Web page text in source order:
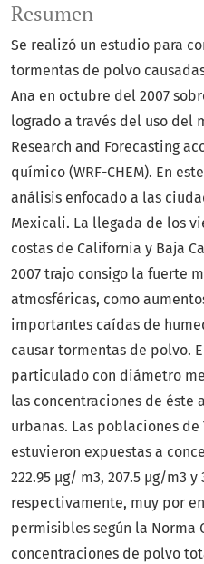
Resumen
Se realizó un estudio para
tormentas de polvo
Ana en octubre del 2007
logrado a través del uso del
Research and Forecasting
químico (WRF-CHEM). En
análisis enfocado a las
Mexicali. La llegada de los
costas de California y Baja
2007 trajo consigo la fuerte
atmosféricas, como
importantes caídas de
causar tormentas de polvo.
particulado con diámetro
las concentraciones de éste
urbanas. Las poblaciones
estuvieron expuestas a
222.95 μg/ m3, 207.5 μg/m3 y
respectivamente, muy por
permisibles según la Norma
concentraciones de polvo